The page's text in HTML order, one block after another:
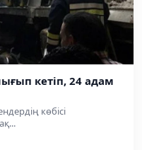
кетіп, 24 адам
көбісі